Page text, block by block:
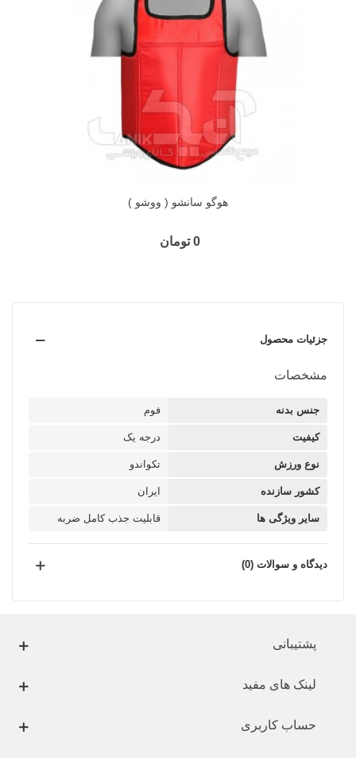
هوگو سانشو ( ووشو )
0 تومان
جزئیات محصول
مشخصات
جنس بدنه فوم
کیفیت درجه یک
نوع ورزش تکواندو
کشور سازنده ایران
سایر ویژگی ها قابلیت جذب کامل ضربه
دیدگاه و سوالات (0)
پشتیبانی
لینک های مفید
حساب کاربری